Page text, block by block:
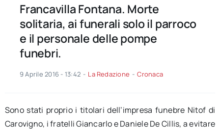
Francavilla Fontana. Morte
solitaria, ai funerali solo il parroco
e il personale delle pompe
funebri.
9 Aprile 2016 - 13:42 - La Redazione - Cronaca
Sono stati proprio i titolari dell’impresa funebre Nitof di
Carovigno, i fratelli Giancarlo e Daniele De Cillis, a evitare